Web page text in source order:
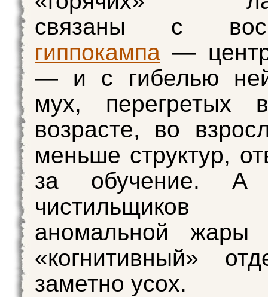
связаны с
гиппокампа —
— и с гибелью
мух, перегретых
возрасте, во
меньше структур,
за обучение.
аномальной жары
«когнитивный»
заметно усох.